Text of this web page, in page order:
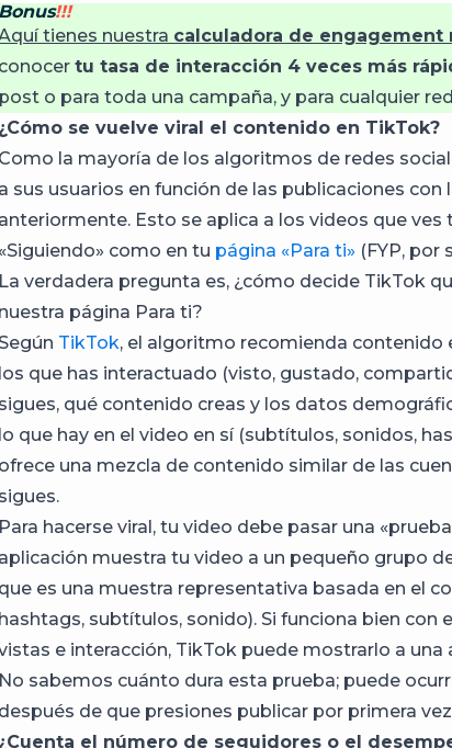
Bonus!!!
tienes nuestra calculadora de engagement
conocer tu tasa de interacción 4 veces más
post o para toda una campaña, y para cualquier
¿Cómo se vuelve viral el contenido en TikTok?
Como la mayoría de los algoritmos de redes
a sus usuarios en función de las publicaciones con
anteriormente. Esto se aplica a los videos que ves
«Siguiendo» como en tu página «Para ti» (FYP, por
La verdadera pregunta es, ¿cómo decide TikTok
nuestra página Para ti?
Según TikTok, el algoritmo recomienda contenido
los que has interactuado (visto, gustado,
sigues, qué contenido creas y los datos
lo que hay en el video en sí (subtítulos, sonidos,
ofrece una mezcla de contenido similar de las
sigues.
Para hacerse viral, tu video debe pasar una
aplicación muestra tu video a un pequeño grupo
que es una muestra representativa basada en el
hashtags, subtítulos, sonido). Si funciona bien con
e interacción, TikTok puede mostrarlo a una
No sabemos cuánto dura esta prueba; puede
después de que presiones publicar por primera
¿Cuenta el número de seguidores o el